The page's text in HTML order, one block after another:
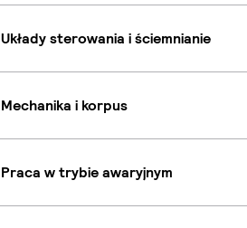
Układy sterowania i ściemnianie
Mechanika i korpus
Praca w trybie awaryjnym